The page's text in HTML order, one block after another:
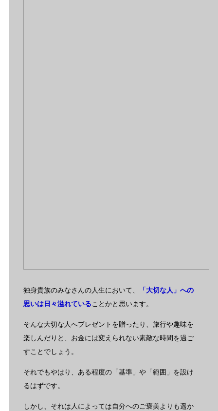
独身貴族のみなさんの人生において、
「大切な人」への
思いは日々溢れていることかと思います。
そんな大切な人へプレゼントを贈ったり、旅行や趣味を
楽しんだりと、お金には変えられない素敵な時間を過ご
すことでしょう。
それでもやはり、ある程度の「基準」や「範囲」を設け
るはずです。
しかし、それは人によっては自分へのご褒美よりも遥か